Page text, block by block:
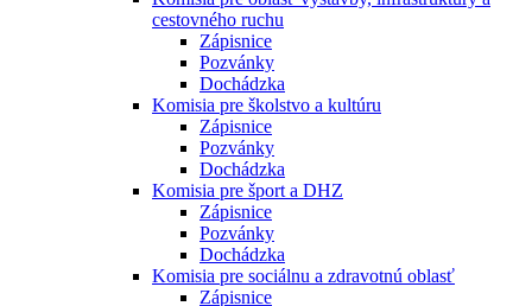
cestovného ruchu
Zápisnice
Pozvánky
Dochádzka
Komisia pre školstvo a kultúru
Zápisnice
Pozvánky
Dochádzka
Komisia pre šport a DHZ
Zápisnice
Pozvánky
Dochádzka
Komisia pre sociálnu a zdravotnú oblasť
Zápisnice